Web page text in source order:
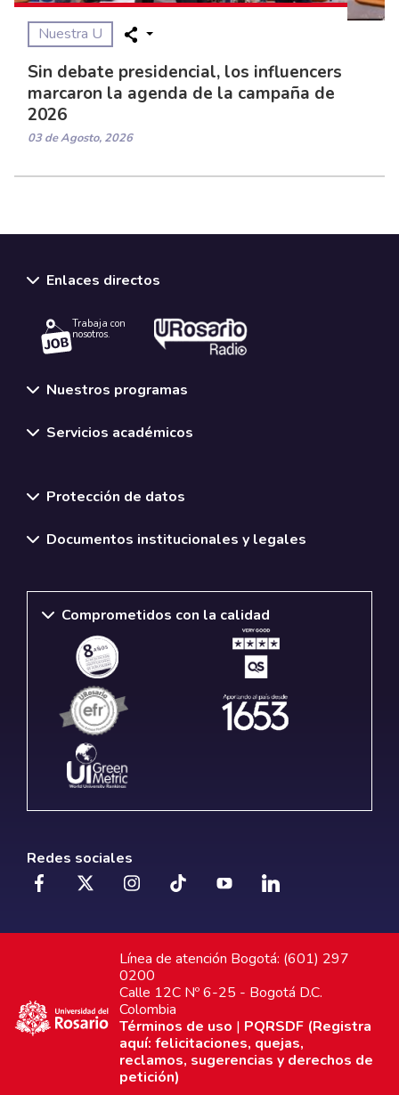
Nuestra U
Sin debate presidencial, los influencers
marcaron la agenda de la campaña de
2026
03 de Agosto, 2026
Enlaces directos
Trabaja con
nosotros.
Nuestros programas
Servicios académicos
Protección de datos
Documentos institucionales y legales
Comprometidos con la calidad
Redes sociales
Línea de atención Bogotá: (601) 297
0200
Calle 12C Nº 6-25 - Bogotá D.C.
Colombia
Términos de uso | PQRSDF (Registra
aquí: felicitaciones, quejas,
reclamos, sugerencias y derechos de
petición)